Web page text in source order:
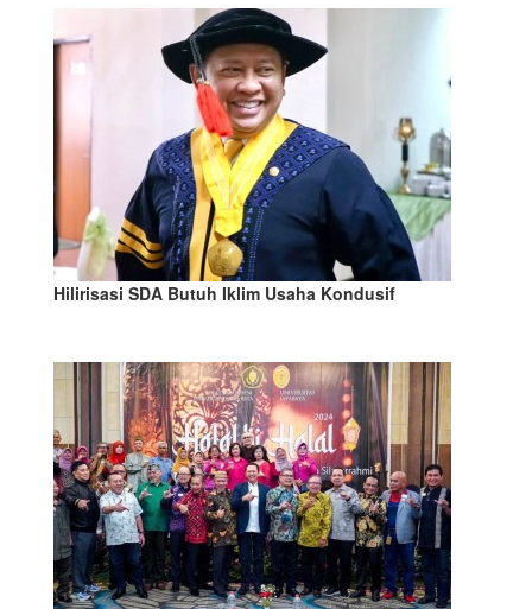
Hilirisasi SDA Butuh Iklim Usaha Kondusif